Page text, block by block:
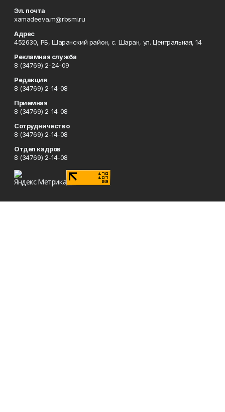
Эл. почта
xamadeeva.m@rbsmi.ru
Адрес
452630, РБ, Шаранский район, с. Шаран, ул. Центральная, 14
Рекламная служба
8 (34769) 2-24-09
Редакция
8 (34769) 2-14-08
Приемная
8 (34769) 2-14-08
Сотрудничество
8 (34769) 2-14-08
Отдел кадров
8 (34769) 2-14-08